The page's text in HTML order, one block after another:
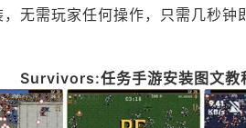
无需玩家任何操作，只需几秒
Survivors:任务手游安装图文教